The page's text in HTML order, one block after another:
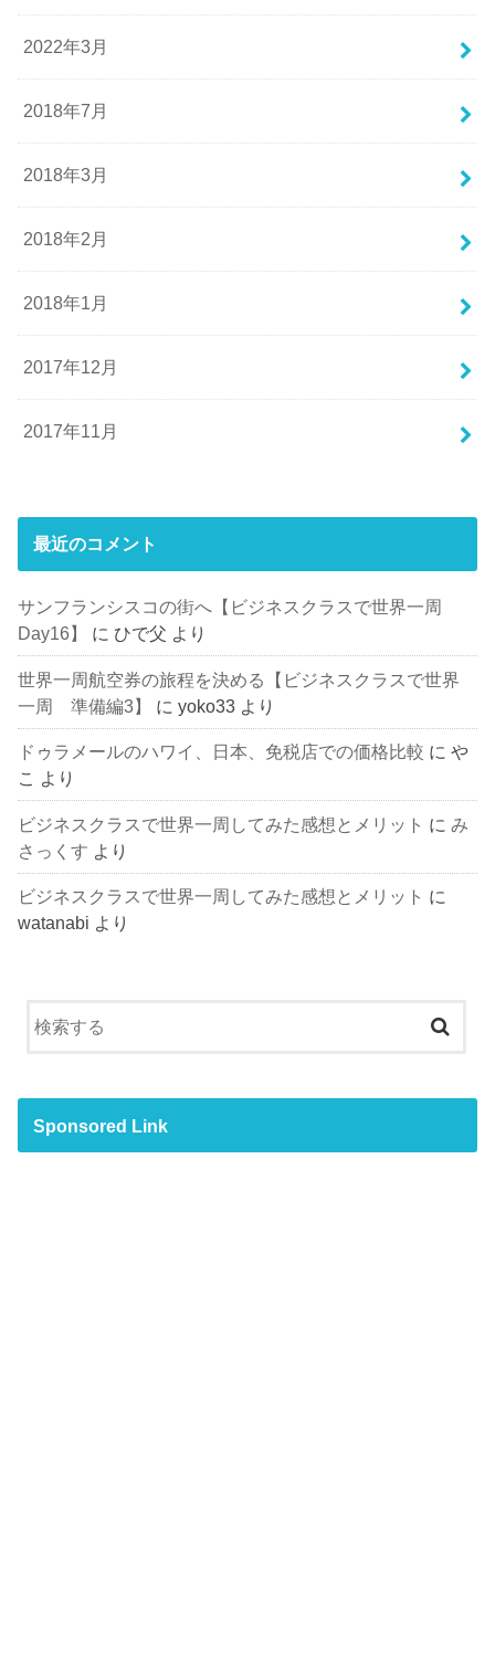
2022年3月
2018年7月
2018年3月
2018年2月
2018年1月
2017年12月
2017年11月
最近のコメント
サンフランシスコの街へ【ビジネスクラスで世界一周
Day16】
に ひで父 より
世界一周航空券の旅程を決める【ビジネスクラスで世界
一周 準備編3】
にyoko33 より
ドゥラメールのハワイ、日本、免税店での価格比較 にや
こ より
ビジネスクラスで世界一周してみた感想とメリット に み
さっくす より
ビジネスクラスで世界一周してみた感想とメリット に
watanabi より
Sponsored Link